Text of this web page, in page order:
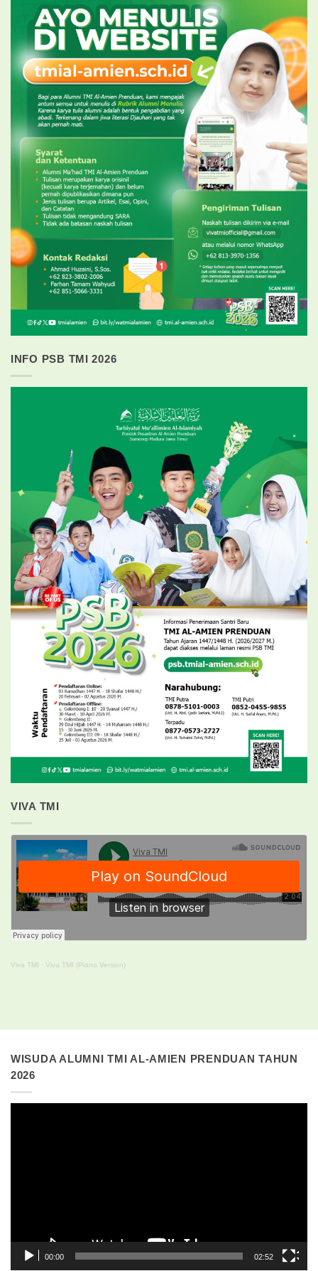
INFO PSB TMI 2026
VIVA TMI
Viva TMI · Viva TMI (Piano Version)
WISUDA ALUMNI TMI AL-AMIEN PRENDUAN TAHUN
2026
00:00 02:52